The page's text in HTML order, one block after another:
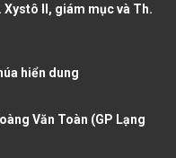
Xystô II, giám mục và Th.
hiển dung
Văn Toàn (GP Lạng